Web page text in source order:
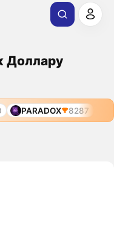
Доллару
PARADOX 8287